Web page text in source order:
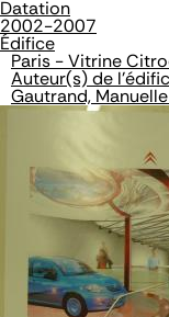
Datation
2002-2007
Édifice
Paris - Vitrine
Auteur(s) de
Gautrand,